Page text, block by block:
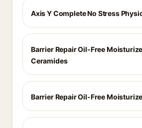
Axis Y Complete No Stress
Barrier Repair Oil-Free
Ceramides
Barrier Repair Oil-Free